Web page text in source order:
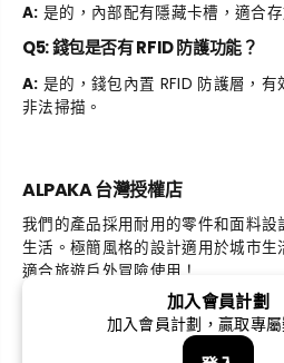
A: 是的，內部配有隱藏卡槽，適合
Q5: 錢包是否有 RFID 防護功能？
A: 是的，錢包內置 RFID 防護層，
非法掃描。
ALPAKA 台灣授權店
我們的產品採用耐用的零件和面料
生活。極簡風格的設計適用於城市生
適合旅遊戶外冒險使用！
加入會員計劃
加入會員計劃，贏取專屬